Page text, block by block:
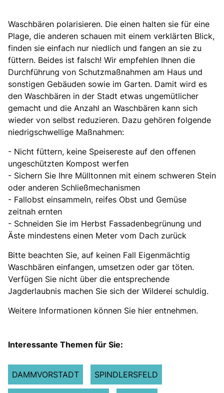
Waschbären polarisieren. Die einen halten sie für eine
Plage, die anderen schauen mit einem verklärten Blick,
finden sie einfach nur niedlich und fangen an sie zu
füttern. Beides ist falsch! Wir empfehlen Ihnen die
Durchführung von Schutzmaßnahmen am Haus und
sonstigen Gebäuden sowie im Garten. Damit wird es
den Waschbären in der Stadt etwas ungemütlicher
gemacht und die Anzahl an Waschbären kann sich
wieder von selbst reduzieren. Dazu gehören folgende
niedrigschwellige Maßnahmen:
- Nicht füttern, keine Speisereste auf den offenen
ungeschützten Kompost werfen
- Sichern Sie Ihre Mülltonnen mit einem schweren Stein
oder anderen Schließmechanismen
- Fallobst einsammeln, reifes Obst und Gemüse
zeitnah ernten
- Schneiden Sie im Herbst Fassadenbegrünung und
Äste mindestens einen Meter vom Dach zurück
Bitte beachten Sie, auf keinen Fall Eigenmächtig
Waschbären einfangen, umsetzen oder gar töten.
Verfügen Sie nicht über die entsprechende
Jagderlaubnis machen Sie sich der Wilderei schuldig.
Weitere Informationen können Sie hier entnehmen.
Interessante Themen für Sie:
DAMMVORSTADT SPINDLERSFELD